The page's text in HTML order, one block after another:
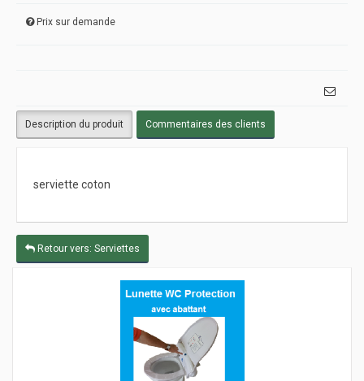
Prix sur demande
Description du produit Commentaires des clients
serviette coton
Retour vers: Serviettes